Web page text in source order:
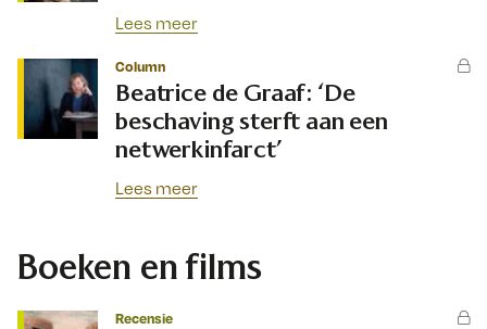
Lees meer
Column
Beatrice de Graaf: ‘De
beschaving sterft aan een
netwerkinfarct’
Lees meer
Boeken en films
Recensie